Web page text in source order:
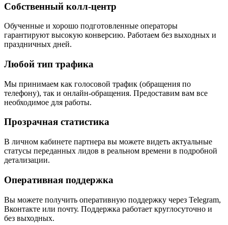
Собственный колл-центр
Обученные и хорошо подготовленные операторы
гарантируют высокую конверсию. Работаем без выходных и
праздничных дней.
Любой тип трафика
Мы принимаем как голосовой трафик (обращения по
телефону), так и онлайн-обращения. Предоставим вам все
необходимое для работы.
Прозрачная статистика
В личном кабинете партнера вы можете видеть актуальные
статусы переданных лидов в реальном времени в подробной
детализации.
Оперативная поддержка
Вы можете получить оперативную поддержку через Telegram,
Вконтакте или почту. Поддержка работает круглосуточно и
без выходных.